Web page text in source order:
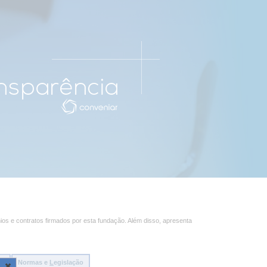
e contratos firmados por esta fundação. Além disso, apresenta
Normas e L egislação